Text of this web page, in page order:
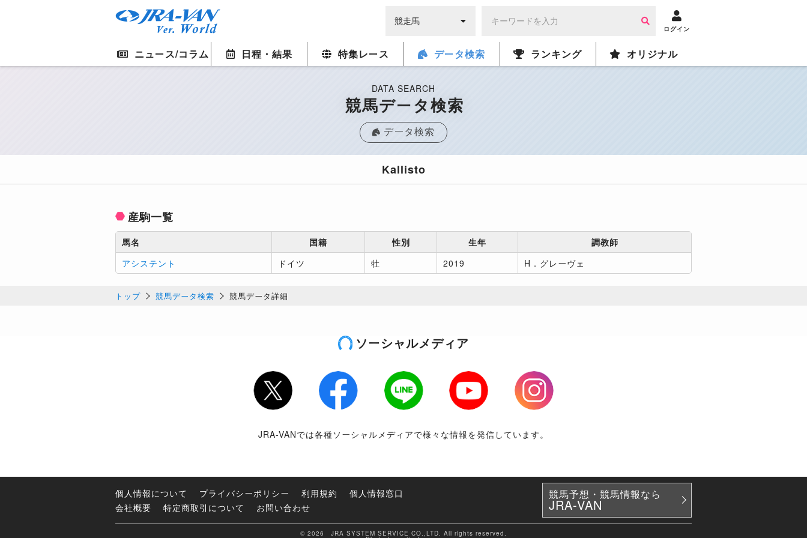
ログイン
ニュース/コラム 日程・結果 特集レース データ検索 ランキング オリジナル
DATA SEARCH
競馬データ検索
データ検索
Kallisto
産駒一覧
馬名 国籍 性別 生年
調教師
アシステント
ドイツ 牡 2019 H．グレーヴェ
トップ 競馬データ検索 競馬データ詳細
ソーシャルメディア
Twitter LINE Youtube
Instagram
JRA-VANでは各種ソーシャルメディアで様々な情報を発信しています。
個人情報について プライバシーポリシー 利用規約
個人情報窓口
会社概要
特定商取引について お問い合わせ
競馬予想・競馬情報なら
JRA-VAN
© 2026 JRA SYSTEM SERVICE CO.,LTD. All rights reserved.